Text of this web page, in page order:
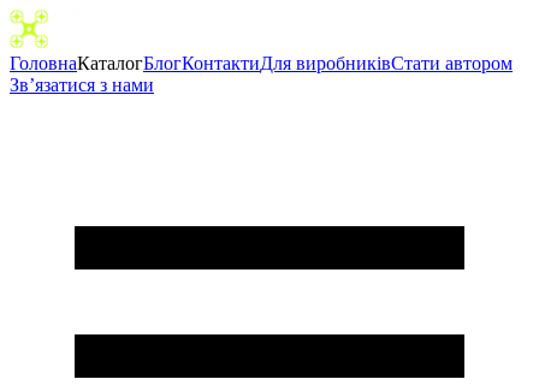
ГоловнаКаталогБлогКонтактиДля виробниківCтати автором
Зв’язатися з нами